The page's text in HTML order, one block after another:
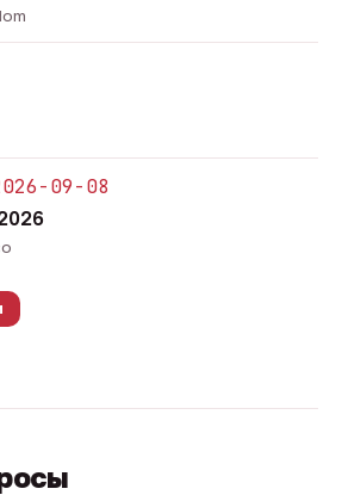
09-08